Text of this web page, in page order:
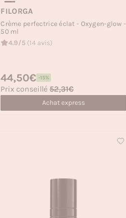
FILORGA
Crème perfectrice éclat - Oxygen-glow -
50 ml
4.9/5 (14 avis)
Prix soldé
44,50€ -15%
Prix habituel
Prix conseillé 52,31€
Achat express